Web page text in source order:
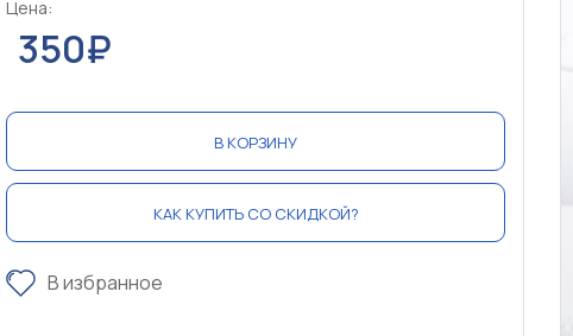
Цена:
350₽
В КОРЗИНУ
КАК КУПИТЬ СО СКИДКОЙ?
В избранное